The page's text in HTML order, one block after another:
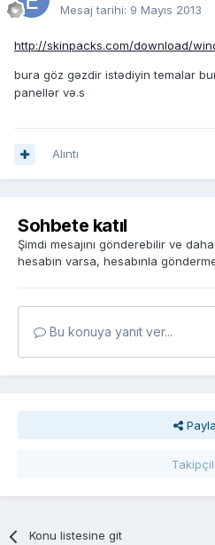
Mesaj tarihi: 9 Mayıs 2013
http://skinpacks.com/download/
bura göz gəzdir istədiyin temalar
panellər və.s
Alıntı
Sohbete katıl
Şimdi mesajını gönderebilir ve
hesabın varsa, hesabınla
Bu konuya yanıt ver...
Konu listesine git